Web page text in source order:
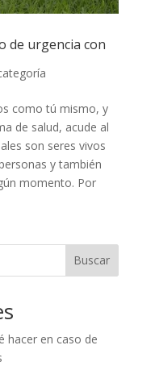
de urgencia con
como tú mismo, y
de salud, acude al
son seres vivos
y también
momento. Por
Buscar
hacer en caso de